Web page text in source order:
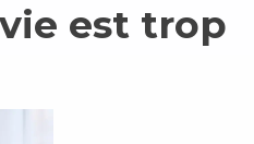
est trop